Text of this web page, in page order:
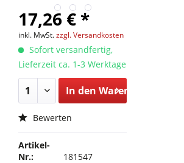
17,26 € *
inkl. MwSt.zzgl. Versandkosten
Sofort versandfertig,
Lieferzeit ca. 1-3 Werktage
In den Warenkorb
Bewerten
Artikel-
Nr.:
181547